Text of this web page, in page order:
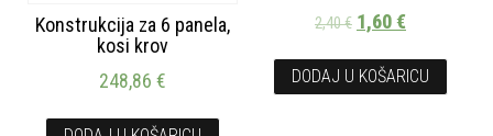
Konstrukcija za 6 panela,
kosi krov
248,86€
2,40€ 1,60€
DODAJ U KOŠARICU